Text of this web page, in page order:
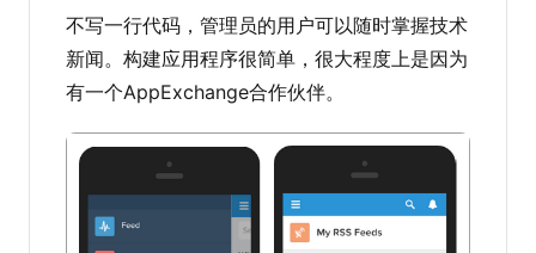
不写一行代码，管理员的用户可以随时掌握技术
新闻。构建应用程序很简单，很大程度上是因为
有一个AppExchange合作伙伴。